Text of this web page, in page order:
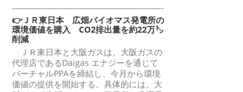
👉ＪＲ東日本 広畑バイオマス発電所の
環境価値を購入 CO2排出量を約22万㌧
削減
ＪＲ東日本と大阪ガスは、大阪ガスの
代理店であるDaigas エナジーを通じて
バーチャルPPAを締結し、今月から環境
価値の提供を開始する。具体的には、大